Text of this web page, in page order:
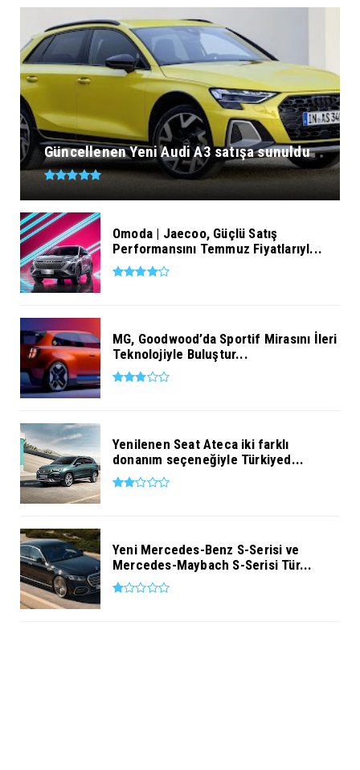
Güncellenen Yeni Audi A3 satışa sunuldu
Omoda | Jaecoo, Güçlü Satış
Performansını Temmuz Fiyatlarıyl...
MG, Goodwood’da Sportif Mirasını İleri
Teknolojiyle Buluştur...
Yenilenen Seat Ateca iki farklı
donanım seçeneğiyle Türkiyed...
Yeni Mercedes-Benz S-Serisi ve
Mercedes-Maybach S-Serisi Tür...